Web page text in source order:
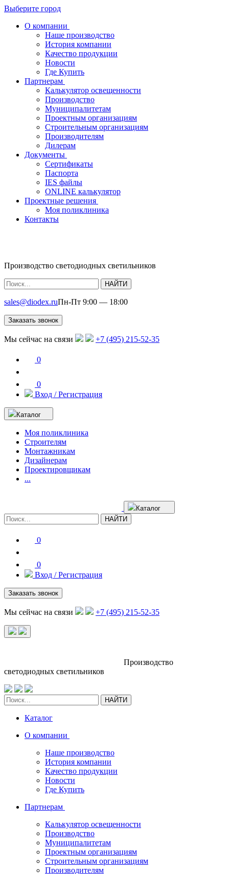
Выберите город
О компании
Наше производство
История компании
Качество продукции
Новости
Где Купить
Партнерам
Калькулятор освещенности
Производство
Муниципалитетам
Проектным организациям
Строительным организациям
Производителям
Дилерам
Документы
Сертификаты
Паспорта
IES файлы
ONLINE калькулятор
Проектные решения
Моя поликлиника
Контакты
Производство светодиодных светильников
НАЙТИ
sales@diodex.ruПн-Пт 9:00 — 18:00
Заказать звонок
Мы сейчас на связи +7 (495) 215-52-35
0
0
Вход / Регистрация
Каталог
Моя поликлиника
Строителям
Монтажникам
Дизайнерам
Проектировщикам
...
Каталог
НАЙТИ
0
0
Вход / Регистрация
Заказать звонок
Мы сейчас на связи +7 (495) 215-52-35
Производство
светодиодных светильников
НАЙТИ
Каталог
О компании
Наше производство
История компании
Качество продукции
Новости
Где Купить
Партнерам
Калькулятор освещенности
Производство
Муниципалитетам
Проектным организациям
Строительным организациям
Производителям